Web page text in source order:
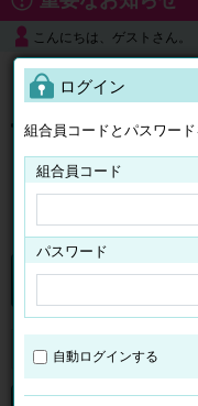
こんにちは、ゲストさん。
よくある質問
チケット
ログイン
組合員コードとパスワード
組合員コード
パスワード
自動ログインする